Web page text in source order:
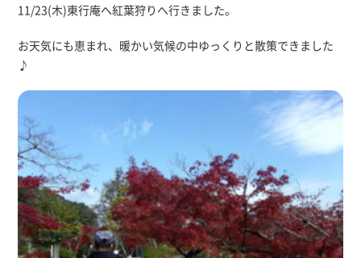
11/23(木)東行庵へ紅葉狩りへ行きました。
お天気にも恵まれ、暖かい気候の中ゆっくりと散策できました
♪